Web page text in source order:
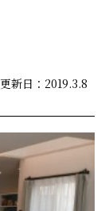
更新日：2019.3.8